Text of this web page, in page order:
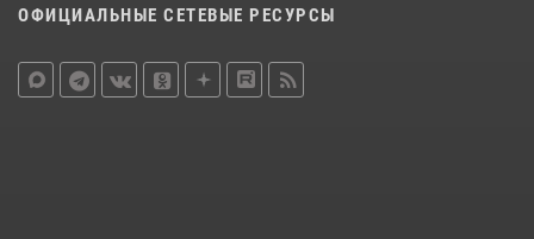
ОФИЦИАЛЬНЫЕ СЕТЕВЫЕ РЕСУРСЫ